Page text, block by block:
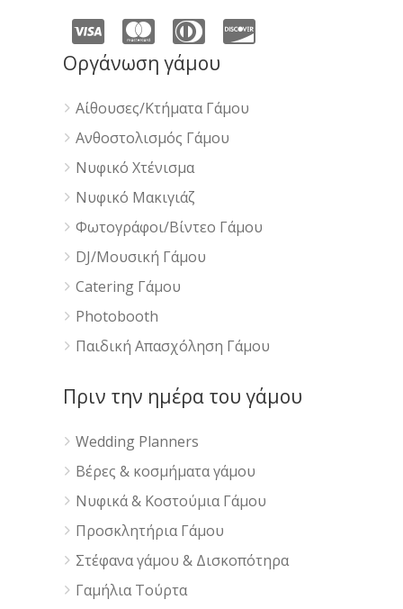
Οργάνωση γάμου
Αίθουσες/Κτήματα Γάμου
Ανθοστολισμός Γάμου
Νυφικό Χτένισμα
Νυφικό Μακιγιάζ
Φωτογράφοι/Βίντεο Γάμου
DJ/Μουσική Γάμου
Catering Γάμου
Photobooth
Παιδική Απασχόληση Γάμου
Πριν την ημέρα του γάμου
Wedding Planners
Βέρες & κοσμήματα γάμου
Νυφικά & Κοστούμια Γάμου
Προσκλητήρια Γάμου
Στέφανα γάμου & Δισκοπότηρα
Γαμήλια Τούρτα